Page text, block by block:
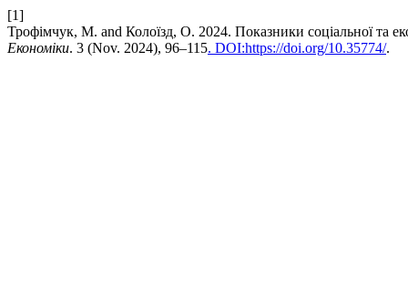
[1]
Трофімчук, М. and Колоїзд, О. 2024. Показники соціальної та
Економіки. 3 (Nov. 2024), 96–115. DOI:https://doi.org/10.35774/.